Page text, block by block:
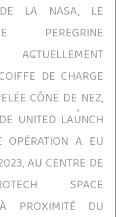
DE LA NASA, LE
PEREGRINE
ACTUELLEMENT
DE CHARGE
CÔNE DE NEZ,
UNITED LAUNCH
OPÉRATION A EU
AU CENTRE DE
SPACE
PROXIMITÉ DU